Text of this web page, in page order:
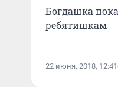
Богдашка
ребятишкам
22 июня, 2018, 12:41